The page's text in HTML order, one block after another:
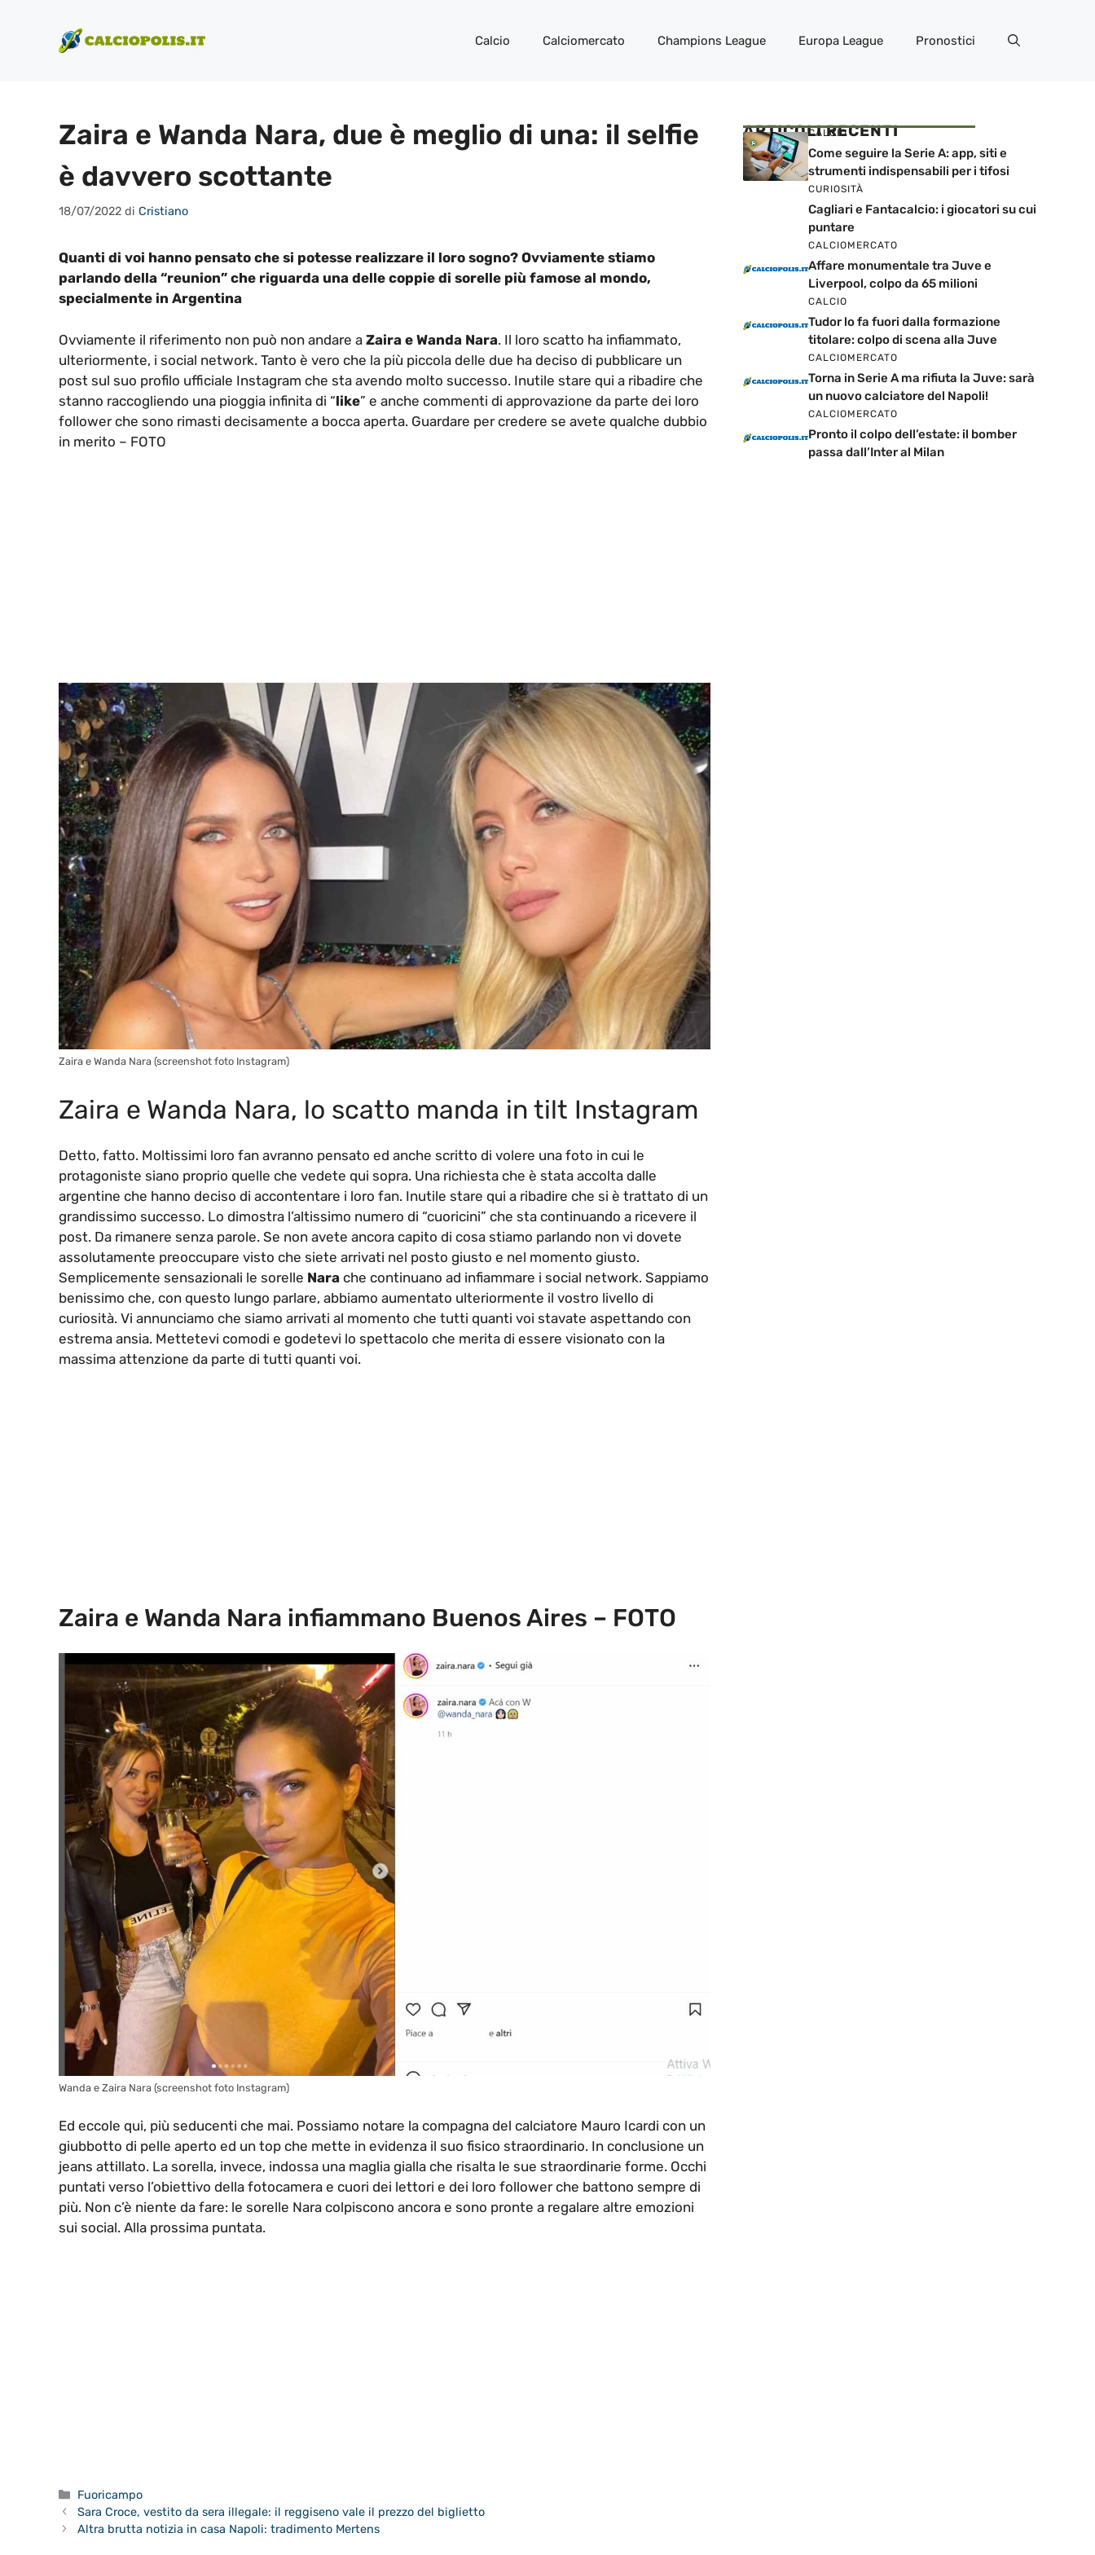
contenuto
Calcio Calciomercato Champions League Europa League Pronostici
Zaira e Wanda Nara, due è meglio di una: il selfie
è davvero scottante
18/07/2022 di Cristiano
Quanti di voi hanno pensato che si potesse realizzare il loro sogno? Ovviamente stiamo
parlando della “reunion” che riguarda una delle coppie di sorelle più famose al mondo,
specialmente in Argentina
Ovviamente il riferimento non può non andare a Zaira e Wanda Nara. Il loro scatto ha infiammato,
ulteriormente, i social network. Tanto è vero che la più piccola delle due ha deciso di pubblicare un
post sul suo profilo ufficiale Instagram che sta avendo molto successo. Inutile stare qui a ribadire che
stanno raccogliendo una pioggia infinita di “like” e anche commenti di approvazione da parte dei loro
follower che sono rimasti decisamente a bocca aperta. Guardare per credere se avete qualche dubbio
in merito – FOTO
Zaira e Wanda Nara (screenshot foto Instagram)
Zaira e Wanda Nara, lo scatto manda in tilt Instagram
Detto, fatto. Moltissimi loro fan avranno pensato ed anche scritto di volere una foto in cui le
protagoniste siano proprio quelle che vedete qui sopra. Una richiesta che è stata accolta dalle
argentine che hanno deciso di accontentare i loro fan. Inutile stare qui a ribadire che si è trattato di un
grandissimo successo. Lo dimostra l’altissimo numero di “cuoricini” che sta continuando a ricevere il
post. Da rimanere senza parole. Se non avete ancora capito di cosa stiamo parlando non vi dovete
assolutamente preoccupare visto che siete arrivati nel posto giusto e nel momento giusto.
Semplicemente sensazionali le sorelle Nara che continuano ad infiammare i social network. Sappiamo
benissimo che, con questo lungo parlare, abbiamo aumentato ulteriormente il vostro livello di
curiosità. Vi annunciamo che siamo arrivati al momento che tutti quanti voi stavate aspettando con
estrema ansia. Mettetevi comodi e godetevi lo spettacolo che merita di essere visionato con la
massima attenzione da parte di tutti quanti voi.
Zaira e Wanda Nara infiammano Buenos Aires – FOTO
Wanda e Zaira Nara (screenshot foto Instagram)
Ed eccole qui, più seducenti che mai. Possiamo notare la compagna del calciatore Mauro Icardi con un
giubbotto di pelle aperto ed un top che mette in evidenza il suo fisico straordinario. In conclusione un
jeans attillato. La sorella, invece, indossa una maglia gialla che risalta le sue straordinarie forme. Occhi
puntati verso l’obiettivo della fotocamera e cuori dei lettori e dei loro follower che battono sempre di
più. Non c’è niente da fare: le sorelle Nara colpiscono ancora e sono pronte a regalare altre emozioni
sui social. Alla prossima puntata.
Categorie
Fuoricampo
Sara Croce, vestito da sera illegale: il reggiseno vale il prezzo del biglietto
Altra brutta notizia in casa Napoli: tradimento Mertens
ARTICOLI RECENTI
CALCIO
Come seguire la Serie A: app, siti e
strumenti indispensabili per i tifosi
CURIOSITÀ
Cagliari e Fantacalcio: i giocatori su cui
puntare
CALCIOMERCATO
Affare monumentale tra Juve e
Liverpool, colpo da 65 milioni
CALCIO
Tudor lo fa fuori dalla formazione
titolare: colpo di scena alla Juve
CALCIOMERCATO
Torna in Serie A ma rifiuta la Juve: sarà
un nuovo calciatore del Napoli!
CALCIOMERCATO
Pronto il colpo dell’estate: il bomber
passa dall’Inter al Milan